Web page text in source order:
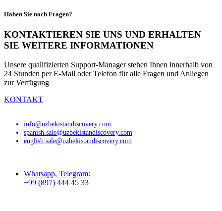
Haben Sie noch Fragen?
KONTAKTIEREN SIE UNS UND ERHALTEN
SIE WEITERE INFORMATIONEN
Unsere qualifizierten Support-Manager stehen Ihnen innerhalb von
24 Stunden per E-Mail oder Telefon für alle Fragen und Anliegen
zur Verfügung
KONTAKT
info@uzbekistandiscovery.com
spanish.sale@uzbekistandiscovery.com
english.sale@uzbekistandiscovery.com
Whatsapp, Telegram:
+99 (897) 444 45 33